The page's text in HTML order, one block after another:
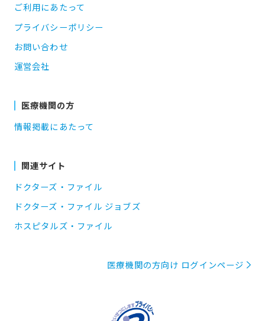
ご利用にあたって
プライバシーポリシー
お問い合わせ
運営会社
医療機関の方
情報掲載にあたって
関連サイト
ドクターズ・ファイル
ドクターズ・ファイル ジョブズ
ホスピタルズ・ファイル
医療機関の方向け ログインページ